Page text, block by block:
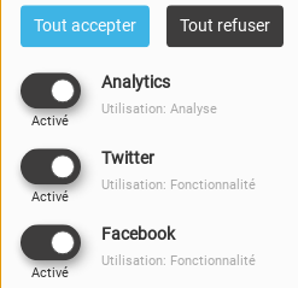
Tout accepter Tout refuser
Analytics
Activé
Utilisation: Analyse
Twitter
Activé
Utilisation: Fonctionnalité
Facebook
Activé
Utilisation: Fonctionnalité
Aucun résultat n’a été trouvé.